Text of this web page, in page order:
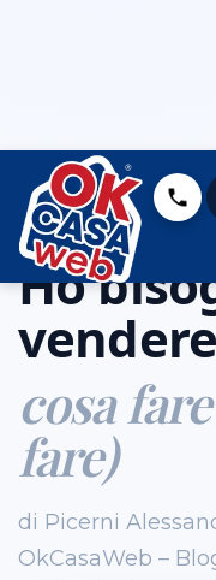
COME VENDERE
Ho
cosa
fare)
di Picerni
OkCasaWeb –